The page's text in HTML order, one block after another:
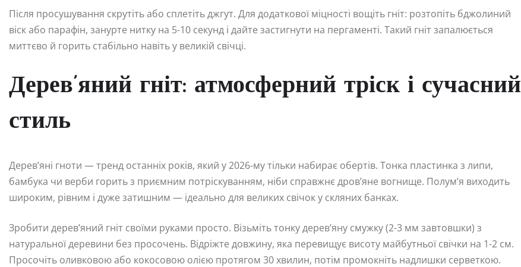
Після просушування скрутіть або сплетіть джгут. Для додаткової міцності вощіть гніт: розтопіть бджолиний
віск або парафін, занурте нитку на 5-10 секунд і дайте застигнути на пергаменті. Такий гніт запалюється
миттєво й горить стабільно навіть у великій свічці.
Дерев’яний гніт: атмосферний тріск і сучасний
стиль
Дерев’яні гноти — тренд останніх років, який у 2026-му тільки набирає обертів. Тонка пластинка з липи,
бамбука чи верби горить з приємним потріскуванням, ніби справжнє дров’яне вогнище. Полум’я виходить
широким, рівним і дуже затишним — ідеально для великих свічок у скляних банках.
Зробити дерев’яний гніт своїми руками просто. Візьміть тонку дерев’яну смужку (2-3 мм завтовшки) з
натуральної деревини без просочень. Відріжте довжину, яка перевищує висоту майбутньої свічки на 1-2 см.
Просочіть оливковою або кокосовою олією протягом 30 хвилин, потім промокніть надлишки серветкою.